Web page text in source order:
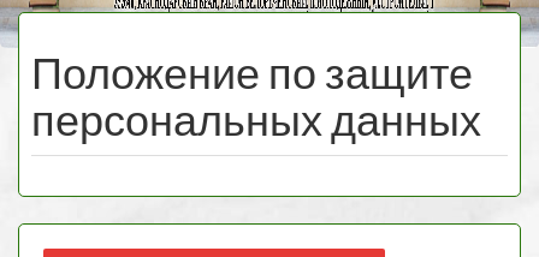
Положение по защите
персональных данных